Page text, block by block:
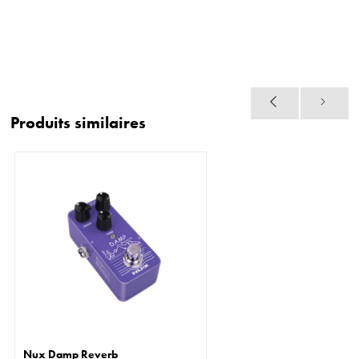
Produits similaires
Nux Damp Reverb